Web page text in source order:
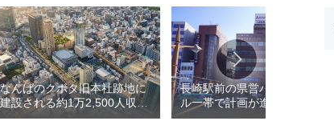
なんばのクボタ旧本社跡地に
建設される約1万2,500人収容
の多目的アリーナ「（仮称）
長崎駅前の県営バスターミナ
ル一帯で計画が進む「大黒町
地区第一種市街地再開発事